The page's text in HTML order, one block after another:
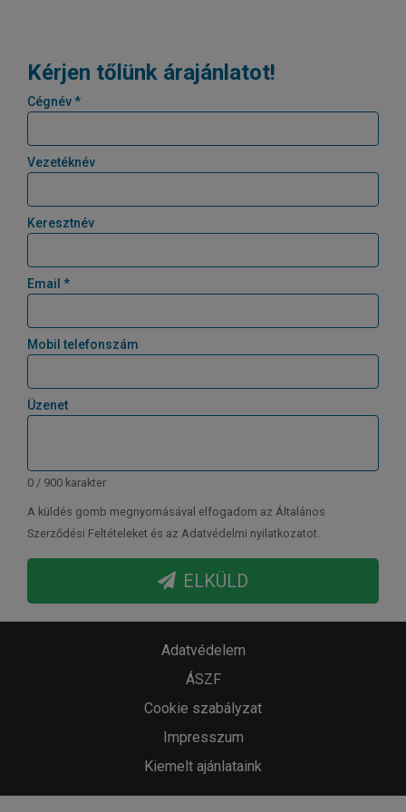
Kérjen tőlünk árajánlatot!
Cégnév *
Vezetéknév
Keresztnév
Email *
Mobil telefonszám
Üzenet
0 / 900 karakter
A küldés gomb megnyomásával elfogadom az Általános
Szerződési Feltételeket és az Adatvédelmi nyilatkozatot.
ELKÜLD
Adatvédelem
ÁSZF
Cookie szabályzat
Impresszum
Kiemelt ajánlataink